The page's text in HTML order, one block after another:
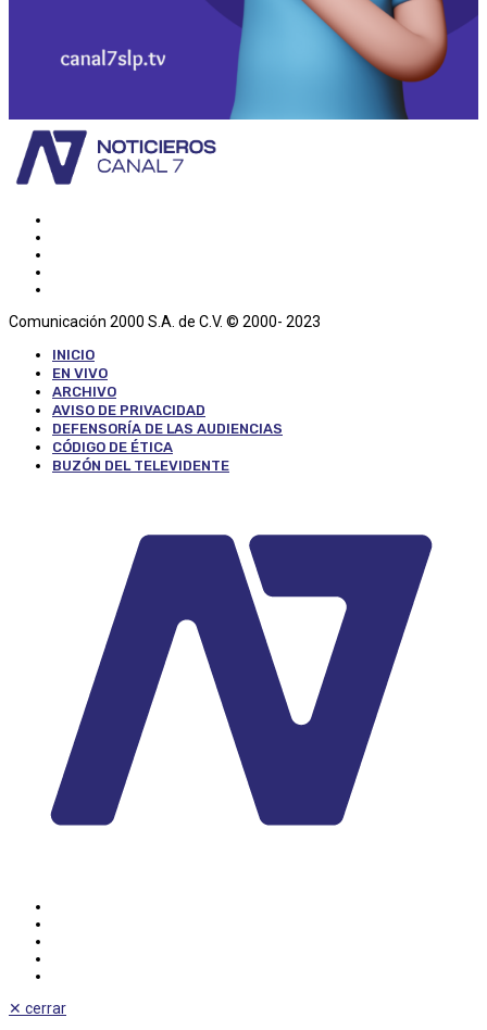
Comunicación 2000 S.A. de C.V. © 2000- 2023
INICIO
EN VIVO
ARCHIVO
AVISO DE PRIVACIDAD
DEFENSORÍA DE LAS AUDIENCIAS
CÓDIGO DE ÉTICA
BUZÓN DEL TELEVIDENTE
✕ cerrar